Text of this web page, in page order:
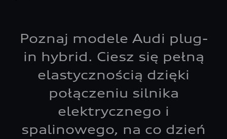
Poznaj modele Audi plug-
in hybrid. Ciesz się pełną
elastycznością dzięki
połączeniu silnika
elektrycznego i
spalinowego, na co dzień